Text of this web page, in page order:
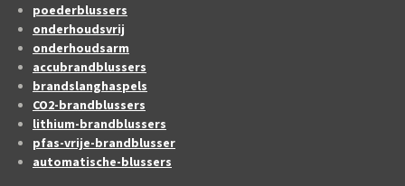
poederblussers
onderhoudsvrij
onderhoudsarm
accubrandblussers
brandslanghaspels
CO2-brandblussers
lithium-brandblussers
pfas-vrije-brandblusser
automatische-blussers